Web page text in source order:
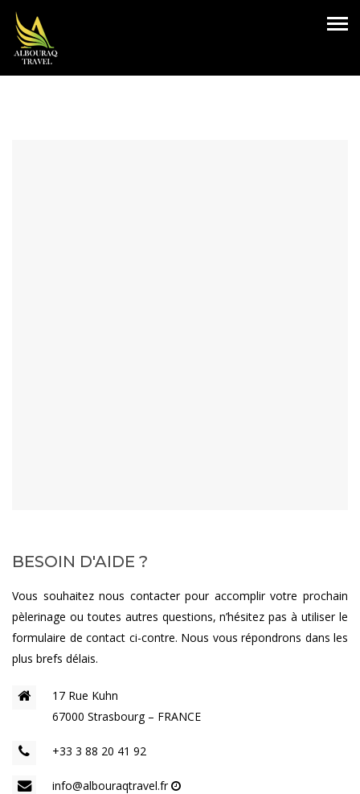
BESOIN D'AIDE ?
Vous souhaitez nous contacter pour accomplir votre prochain
pèlerinage ou toutes autres questions, n’hésitez pas à utiliser le
formulaire de contact ci-contre. Nous vous répondrons dans les
plus brefs délais.
17 Rue Kuhn
67000 Strasbourg – FRANCE
+33 3 88 20 41 92
info@albouraqtravel.fr